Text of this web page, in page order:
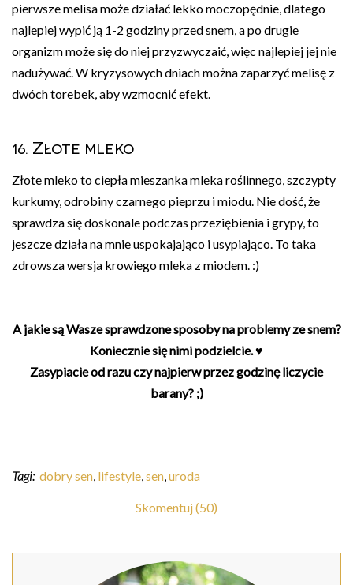
pierwsze melisa może działać lekko moczopędnie, dlatego
najlepiej wypić ją 1-2 godziny przed snem, a po drugie
organizm może się do niej przyzwyczaić, więc najlepiej jej nie
nadużywać. W kryzysowych dniach można zaparzyć melisę z
dwóch torebek, aby wzmocnić efekt.
16. Złote mleko
Złote mleko to ciepła mieszanka mleka roślinnego, szczypty
kurkumy, odrobiny czarnego pieprzu i miodu. Nie dość, że
sprawdza się doskonale podczas przeziębienia i grypy, to
jeszcze działa na mnie uspokajająco i usypiająco. To taka
zdrowsza wersja krowiego mleka z miodem. :)
A jakie są Wasze sprawdzone sposoby na problemy ze snem?
Koniecznie się nimi podzielcie. ♥
Zasypiacie od razu czy najpierw przez godzinę liczycie
barany? ;)
Tagi: dobry sen, lifestyle,sen,uroda
Skomentuj (50)